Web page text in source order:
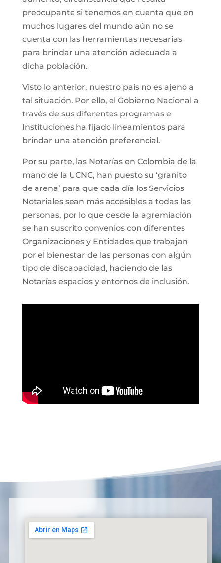
preocupante si tenemos en cuenta que en
muchos lugares del mundo aún no se
cuenta con las herramientas necesarias
para brindar una atención adecuada a
dicha población.
Visto lo anterior, nuestro país no es ajeno a
tal situación. Por ello, el Gobierno Nacional a
través de sus diferentes programas e
Instituciones ha fijado lineamientos para
brindar una atención preferencial.
Por su parte, las Notarías en Colombia de la
mano de la UCNC, han puesto su ‘granito
de arena’ para que cada día los Servicios
Notariales sean más accesibles a todas las
personas, por lo que desde la agremiación
se han suscrito convenios con diferentes
Organizaciones y Entidades que trabajan
por el bienestar de las personas con algún
tipo de discapacidad, haciendo de las
Notarías espacios y entornos de inclusión.